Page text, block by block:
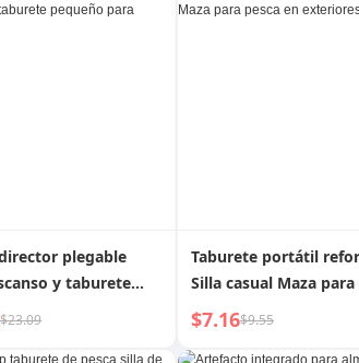
plegable
y taburete
para exteriores
$23.09
Taburete portátil
Silla casual Maza para
en exteriores
$7.16$9.55